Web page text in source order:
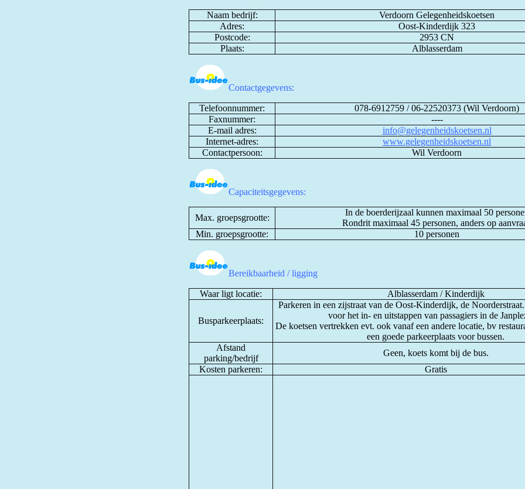
Naam bedrijf:
Verdoorn Gelegenheidskoetsen
Adres:
Oost-Kinderdijk 323
Postcode:
2953 CN
Plaats:
Alblasserdam
Contactgegevens:
Telefoonnummer:
078-6912759 / 06-22520373 (Wil Verdoorn)
Faxnummer:
----
E-mail adres:
info@gelegenheidskoetsen.nl
Internet-adres:
www.gelegenheidskoetsen.nl
Contactpersoon:
Wil Verdoorn
Capaciteitsgegevens:
Max. groepsgrootte:
In de boerderijzaal kunnen maximaal 50
Rondrit maximaal 45 personen, anders op
Min. groepsgrootte:
10 personen
Bereikbaarheid / ligging
Waar ligt locatie: Alblasserdam / Kinderdijk
Busparkeerplaats:
Parkeren in een zijstraat van de Oost-Kinderdijk, de
voor het in- en uitstappen van passagiers in de
De koetsen vertrekken evt. ook vanaf een andere locatie, bv
een goede parkeerplaats voor bussen.
Afstand
parking/bedrijf
Geen, koets komt bij de bus.
Kosten parkeren:
Gratis